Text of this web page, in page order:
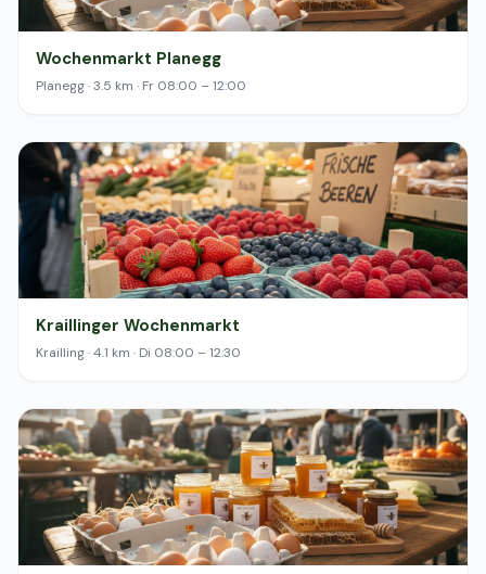
Wochenmarkt Planegg
Planegg · 3.5 km · Fr 08:00 – 12:00
Kraillinger Wochenmarkt
Krailling · 4.1 km · Di 08:00 – 12:30